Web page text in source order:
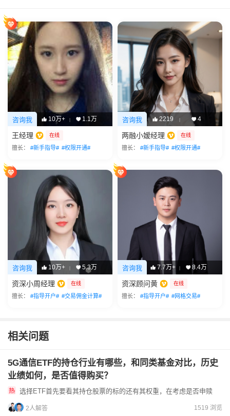
咨询我 10万+ | 1.1万
王经理 在线
擅长： #新手指导# #权限开通#
咨询我 2219 | 4
两融小嫒经理 在线
擅长： #新手指导# #权限开通#
咨询我 10万+ | 5.3万
资深小周经理 在线
擅长： #指导开户# #交易佣金计算#
咨询我 7.7万+ | 8.4万
资深顾问黄 在线
擅长： #指导开户# #网格交易#
相关问题
5G通信ETF的持仓行业有哪些，和同类基金对比，历史
业绩如何，是否值得购买？
选择ETF首先要看其持仓股票的标的还有其权重，在考虑是否申赎
2人解答 1519 浏览